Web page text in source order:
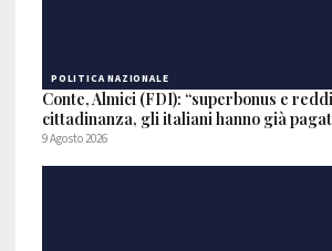
POLITICA NAZIONALE
Conte, Almici (FDI): “superbonus e
cittadinanza, gli italiani hanno già
9 Agosto 2026